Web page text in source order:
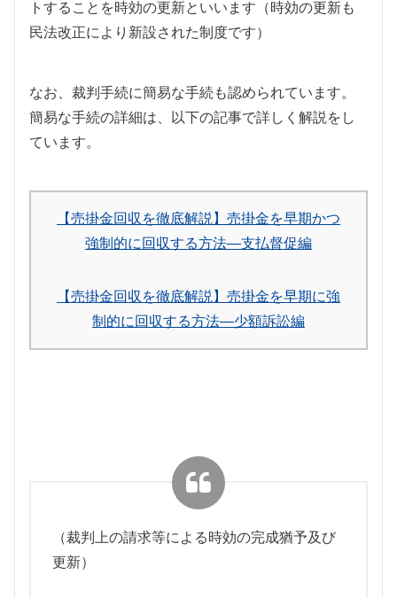
トすることを時効の更新といいます（時効の更新も
民法改正により新設された制度です）
なお、裁判手続に簡易な手続も認められています。
簡易な手続の詳細は、以下の記事で詳しく解説をし
ています。
【売掛金回収を徹底解説】売掛金を早期かつ
強制的に回収する方法―支払督促編
【売掛金回収を徹底解説】売掛金を早期に強
制的に回収する方法―少額訴訟編
（裁判上の請求等による時効の完成猶予及び
更新）